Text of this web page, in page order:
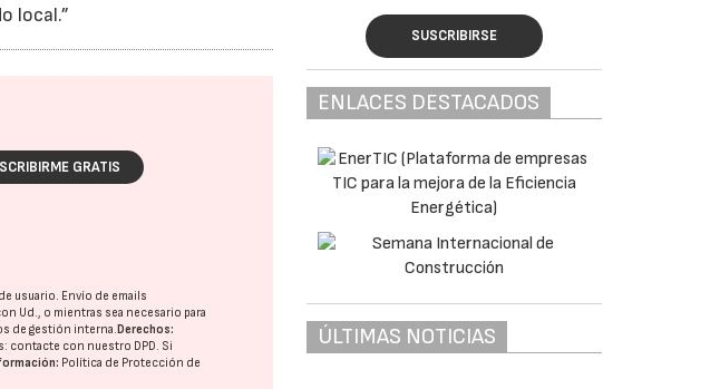
local.”
GRATIS
usuario. Envío de emails
Ud., o mientras sea necesario para
de gestión interna. Derechos:
contacte con nuestro DPD. Si
Política de Protección de
SUSCRIBIRSE
ENLACES DESTACADOS
ÚLTIMAS NOTICIAS